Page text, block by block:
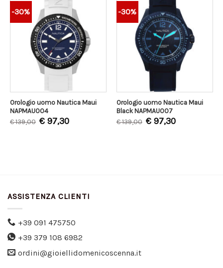
-30%
Orologio uomo Nautica Maui
NAPMAU004
€139,00 €97,30
-30%
Orologio uomo Nautica Maui
Black NAPMAU007
€139,00 €97,30
ASSISTENZA CLIENTI
+39 091 475750
+39 379 108 6982
ordini@gioiellidomenicoscenna.it